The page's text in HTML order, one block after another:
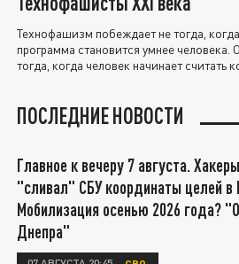
Технофашизм побеждает не тогда,
программа становится умнее человека.
тогда, когда человек начинает считать
ПОСЛЕДНИЕ НОВОСТИ
Главное к вечеру 7 августа.
"сливал" СБУ координаты целей в
Мобилизация осенью 2026 года?
Днепра"